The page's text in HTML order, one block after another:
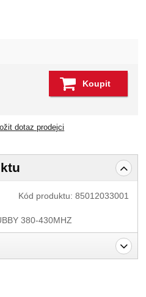
Koupit
dotaz prodejci
Kód produktu:85012033001
380-430MHZ